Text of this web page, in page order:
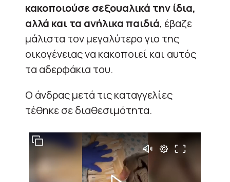
κακοποιούσε σεξουαλικά την ίδια,
αλλά και τα ανήλικα παιδιά, έβαζε
μάλιστα τον μεγαλύτερο γιο της
οικογένειας να κακοποιεί και αυτός
τα αδερφάκια του.
Ο άνδρας μετά τις καταγγελίες
τέθηκε σε διαθεσιμότητα.